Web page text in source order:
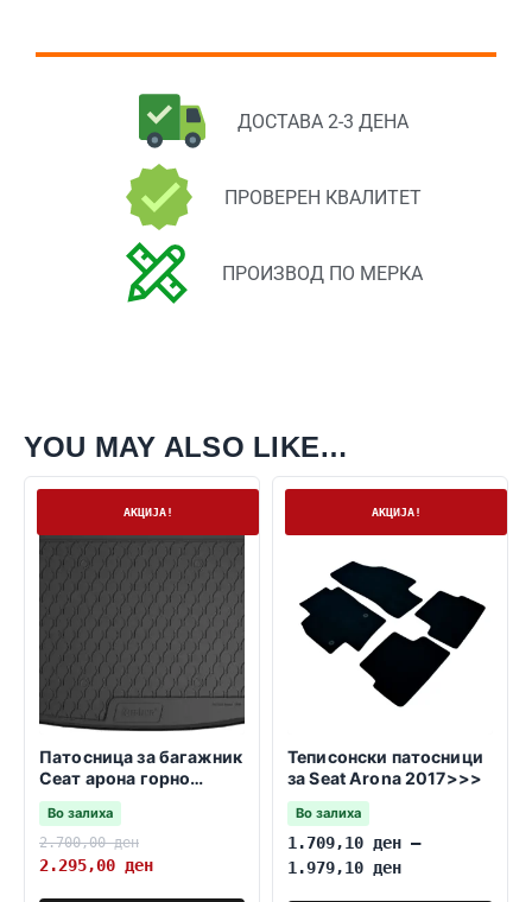
ДОСТАВА 2-3 ДЕНА
ПРОВЕРЕН КВАЛИТЕТ
ПРОИЗВОД ПО МЕРКА
YOU MAY ALSO LIKE…
АКЦИЈА!
Патосница за багажник
Сеат арона горно
варијабилно дно
11.2017->
Во залиха
2.700,00ден
2.295,00 ден
АКЦИЈА!
Теписонски патосници
за Seat Arona 2017>>>
Во залиха
1.709,10 ден –
1.979,10 ден